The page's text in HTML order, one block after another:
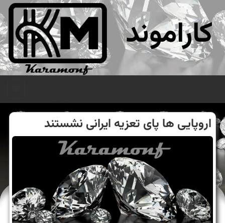
کاراموند
اروپایی ها پای تعزیه ایرانی نشستند